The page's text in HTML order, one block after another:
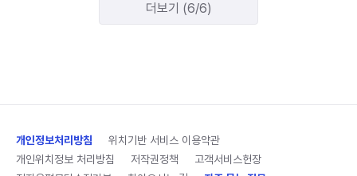
더보기 (6/6)
개인정보처리방침
위치기반 서비스 이용약관
개인위치정보 처리방침
저작권정책
고객서비스헌장